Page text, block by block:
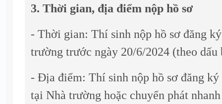
3. Thời gian, địa điểm nộp hồ sơ
- Thời gian: Thí sinh nộp hồ sơ đăng
trường trước ngày 20/6/2024 (theo dấu
- Địa điểm: Thí sinh nộp hồ sơ đăng
tại Nhà trường hoặc chuyển phát